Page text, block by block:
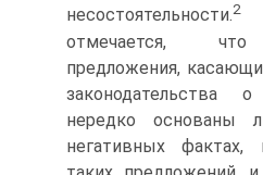
несостоятельности.2В
отмечается, что
предложения,
законодательства о
нередко основаны
негативных фактах,